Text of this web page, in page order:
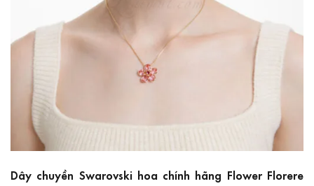
Dây chuyền Swarovski hoa chính hãng Flower Florere